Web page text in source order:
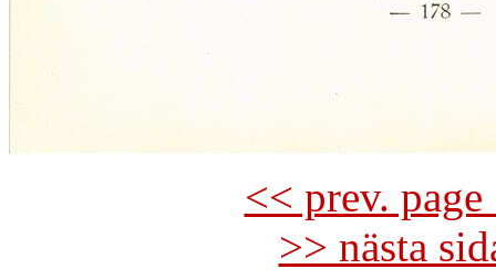
<< prev.
>> nästa